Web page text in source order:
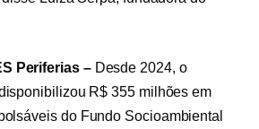
Periferias –Desde 2024, o
R$ 355 milhões em
do Fundo Socioambiental